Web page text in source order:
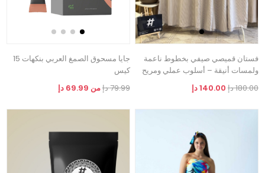
فستان قميصي صيفي بخطوط ناعمة
ولمسات أنيقة – أسلوب عملي ومريح
180.00 دإ
140.00 دإ
جايا مسحوق الصمغ العربي بنكهات 15
كيس
79.99 دإ
من 69.99 دإ